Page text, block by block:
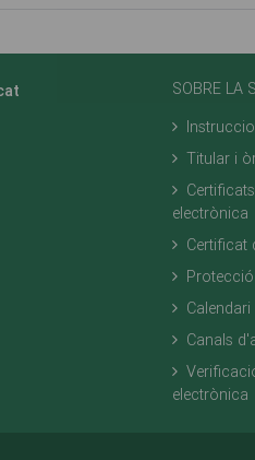
SOBRE LA
Titular i
electrònica
Certificat
Canals
electrònica